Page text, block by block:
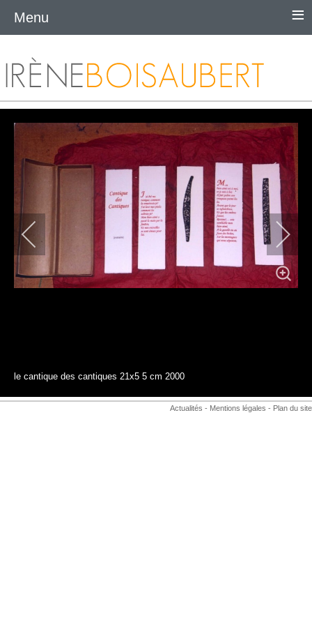
le cantique des cantiques 21x5 5 cm 2000
Actualités - Mentions légales - Plan du site
Menu ≡